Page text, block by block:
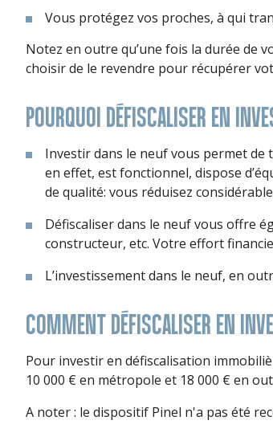
Vous protégez vos proches, à qui
Notez en outre qu’une fois la durée de
choisir de le revendre pour récupérer
POURQUOI DÉFISCALISER EN
Investir dans le neuf vous permet de
en effet, est fonctionnel, dispose
de qualité: vous réduisez
Défiscaliser dans le neuf vous offre
constructeur, etc. Votre effort
L’investissement dans le neuf, en
COMMENT DÉFISCALISER EN
Pour investir en défiscalisation
10 000 € en métropole et 18 000 € en
A noter : le dispositif Pinel n'a pas été